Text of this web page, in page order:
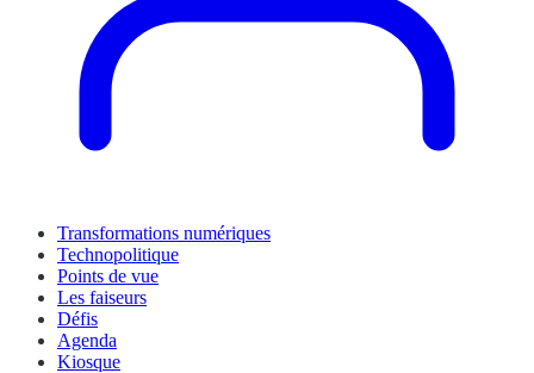
Transformations numériques
Technopolitique
Points de vue
Les faiseurs
Défis
Agenda
Kiosque